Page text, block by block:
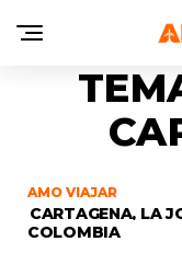
AMO VIAJAR
CARTAGENA, LA
COLOMBIA